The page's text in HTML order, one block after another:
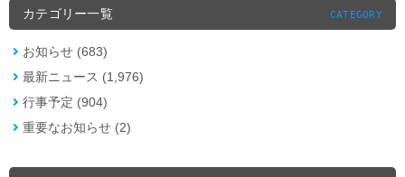
カテゴリー一覧 CATEGORY
お知らせ (683)
最新ニュース (1,976)
行事予定 (904)
重要なお知らせ (2)